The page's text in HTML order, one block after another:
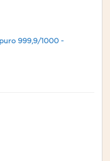
999,9/1000 -